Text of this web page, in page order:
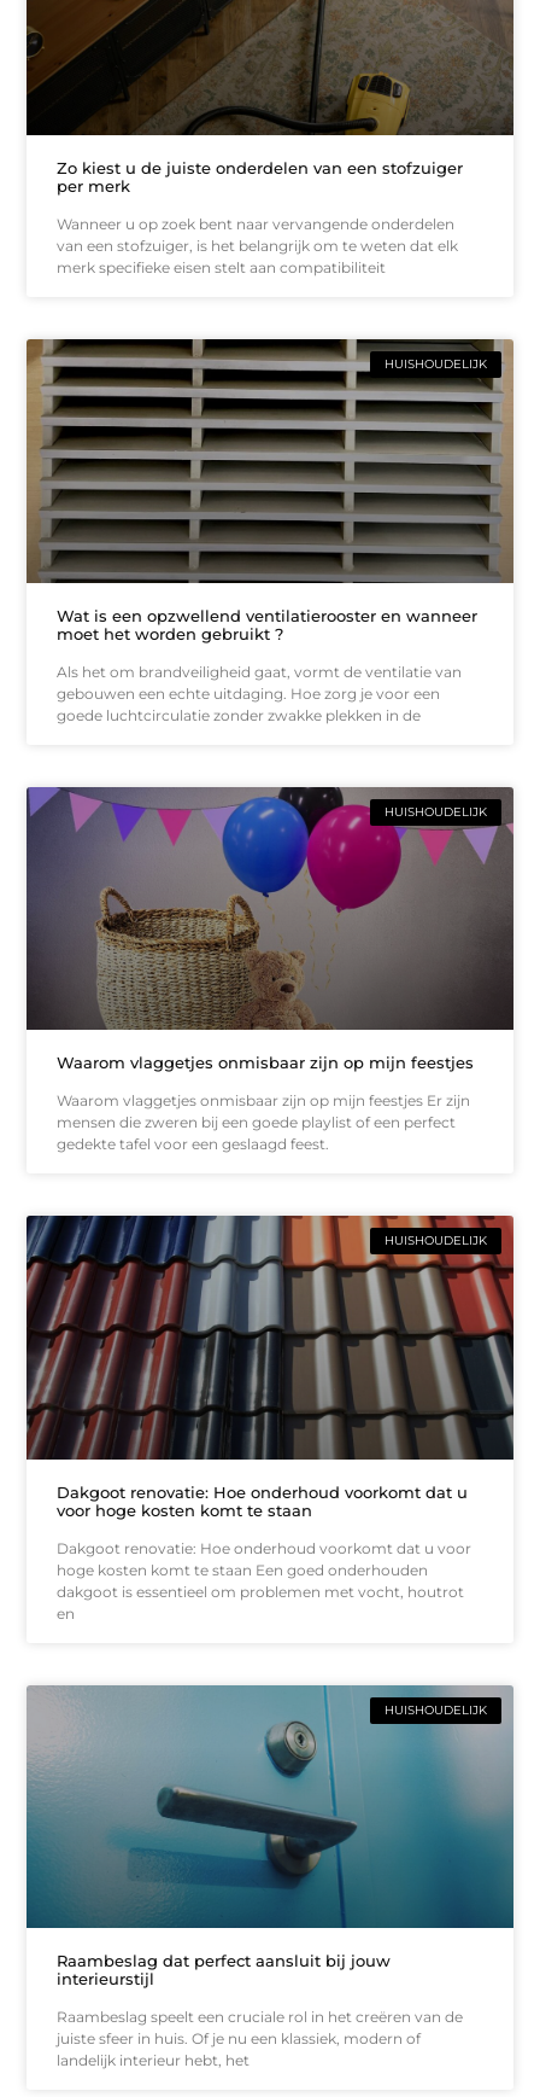
Zo kiest u de juiste onderdelen van een stofzuiger
per merk
Wanneer u op zoek bent naar vervangende onderdelen
van een stofzuiger, is het belangrijk om te weten dat elk
merk specifieke eisen stelt aan compatibiliteit
HUISHOUDELIJK
Wat is een opzwellend ventilatierooster en wanneer
moet het worden gebruikt ?
Als het om brandveiligheid gaat, vormt de ventilatie van
gebouwen een echte uitdaging. Hoe zorg je voor een
goede luchtcirculatie zonder zwakke plekken in de
HUISHOUDELIJK
Waarom vlaggetjes onmisbaar zijn op mijn feestjes
Waarom vlaggetjes onmisbaar zijn op mijn feestjes Er zijn
mensen die zweren bij een goede playlist of een perfect
gedekte tafel voor een geslaagd feest.
HUISHOUDELIJK
Dakgoot renovatie: Hoe onderhoud voorkomt dat u
voor hoge kosten komt te staan
Dakgoot renovatie: Hoe onderhoud voorkomt dat u voor
hoge kosten komt te staan Een goed onderhouden
dakgoot is essentieel om problemen met vocht, houtrot
en
HUISHOUDELIJK
Raambeslag dat perfect aansluit bij jouw
interieurstijl
Raambeslag speelt een cruciale rol in het creëren van de
juiste sfeer in huis. Of je nu een klassiek, modern of
landelijk interieur hebt, het